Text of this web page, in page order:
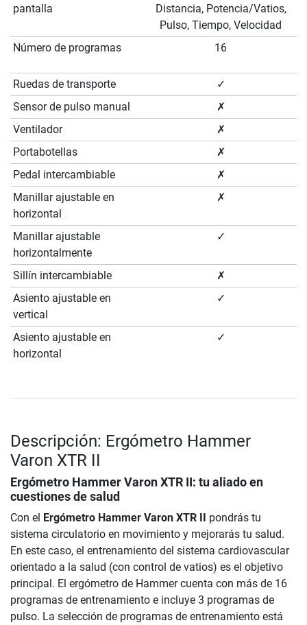
pantalla
Distancia, Potencia/Vatios,
Pulso, Tiempo, Velocidad
Número de programas
16
Ruedas de transporte
✓
Sensor de pulso manual
✗
Ventilador
✗
Portabotellas
✗
Pedal intercambiable
✗
Manillar ajustable en
horizontal
✗
Manillar ajustable
horizontalmente
✓
Sillín intercambiable
✗
Asiento ajustable en
vertical
✓
Asiento ajustable en
horizontal
✓
Descripción: Ergómetro Hammer
Varon XTR II
Ergómetro Hammer Varon XTR II: tu aliado en
cuestiones de salud
Con el Ergómetro Hammer Varon XTR II pondrás tu
sistema circulatorio en movimiento y mejorarás tu salud.
En este caso, el entrenamiento del sistema cardiovascular
orientado a la salud (con control de vatios) es el objetivo
principal. El ergómetro de Hammer cuenta con más de 16
programas de entrenamiento e incluye 3 programas de
pulso. La selección de programas de entrenamiento está